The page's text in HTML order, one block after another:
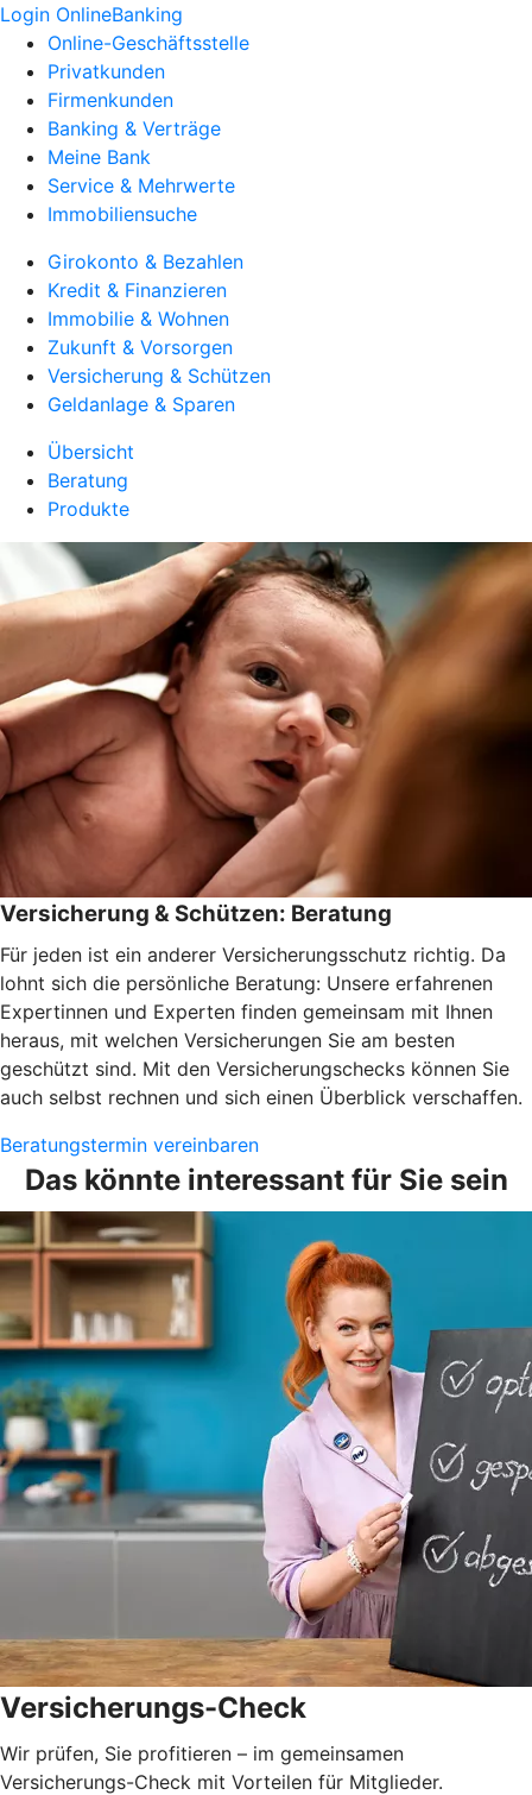
Login OnlineBanking
Online-Geschäftsstelle
Privatkunden
Firmenkunden
Banking & Verträge
Meine Bank
Service & Mehrwerte
Immobiliensuche
Girokonto & Bezahlen
Kredit & Finanzieren
Immobilie & Wohnen
Zukunft & Vorsorgen
Versicherung & Schützen
Geldanlage & Sparen
Übersicht
Beratung
Produkte
Versicherung & Schützen: Beratung
Für jeden ist ein anderer Versicherungsschutz richtig. Da
lohnt sich die persönliche Beratung: Unsere erfahrenen
Expertinnen und Experten finden gemeinsam mit Ihnen
heraus, mit welchen Versicherungen Sie am besten
geschützt sind. Mit den Versicherungschecks können Sie
auch selbst rechnen und sich einen Überblick verschaffen.
Beratungstermin vereinbaren
Das könnte interessant für Sie sein
Versicherungs-Check
Wir prüfen, Sie profitieren – im gemeinsamen
Versicherungs-Check mit Vorteilen für Mitglieder.